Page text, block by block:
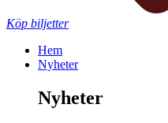
Köp biljetter
Hem
Nyheter
Nyheter